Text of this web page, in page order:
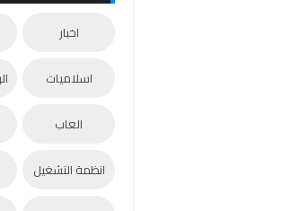
اخبار
اسلاميات
العاب
انظمة التشغيل